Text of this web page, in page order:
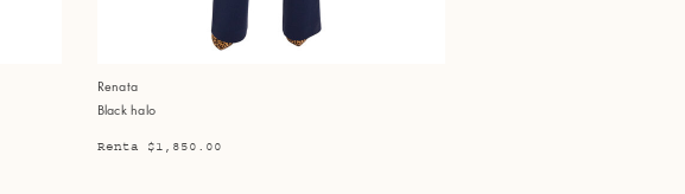
Renata
Black halo
Renta $1,850.00